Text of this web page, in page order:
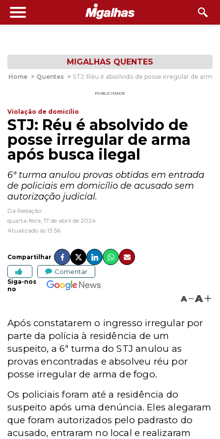
MIGALHAS QUENTES
Home > Quentes > STJ: Réu é absolvido de posse irregular de arma
PUBLICIDADE
Violação de domicílio
STJ: Réu é absolvido de
posse irregular de arma
após busca ilegal
6ª turma anulou provas obtidas em entrada
de policiais em domicílio de acusado sem
autorização judicial.
Da Redação
quarta-feira, 17 de abril de 2024
Atualizado às 13:56
Compartilhar
Comentar
Siga-nos
no
A A
Após constatarem o ingresso irregular por
parte da polícia à residência de um
suspeito, a 6ª turma do STJ anulou as
provas encontradas e absolveu réu por
posse irregular de arma de fogo.
Os policiais foram até a residência do
suspeito após uma denúncia. Eles alegaram
que foram autorizados pelo padrasto do
acusado, entraram no local e realizaram